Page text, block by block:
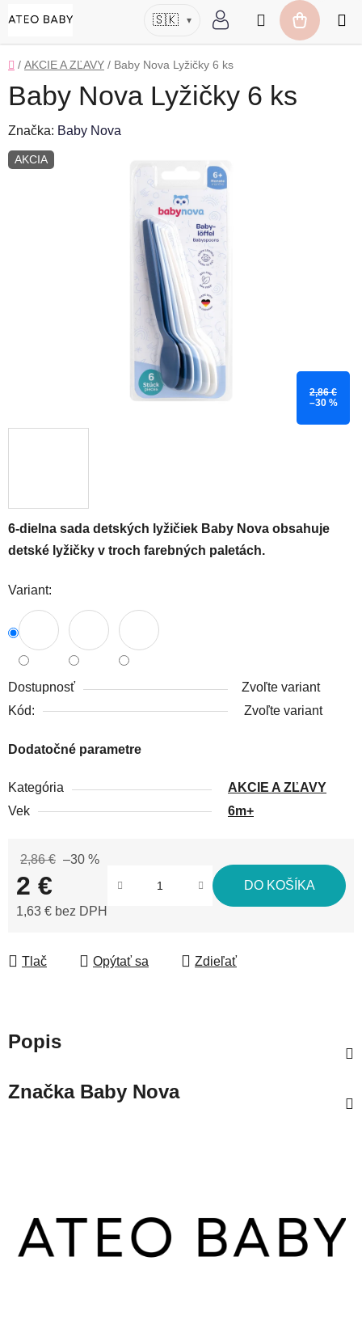
na
obsah
🇸🇰 ▾
Hľadať
Domov
/ AKCIE A ZĽAVY / Baby Nova Lyžičky 6 ks
6-dielna sada detských lyžičiek Baby Nova obsahuje
detské lyžičky v troch farebných paletách.
Variant:
Dostupnosť
Zvoľte variant
Kód:
Zvoľte variant
Dodatočné parametre
Kategória
AKCIE A ZĽAVY
Vek
6m+
2,86 € –30 %
2 €
1,63 € bez DPH
DO KOŠÍKA
Tlač Opýtať sa Zdieľať
Baby Nova Lyžičky 6 ks
Značka: Baby Nova
AKCIA
2,86 €
–30 %
Popis
ZnačkaBaby Nova